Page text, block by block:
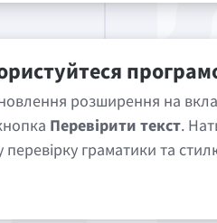
розширення на
Перевірити текст.
граматики та